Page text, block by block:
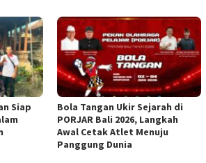
Siap
Bola Tangan Ukir Sejarah di
PORJAR Bali 2026, Langkah
Awal Cetak Atlet Menuju
Panggung Dunia